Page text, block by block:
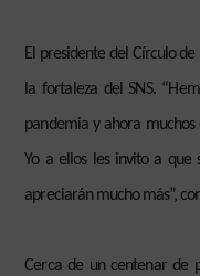
El presidente del Círculo
la fortaleza del SNS.
pandemia y ahora muchos
Yo a ellos les invito a que
apreciarán mucho más”,
Cerca de un centenar de